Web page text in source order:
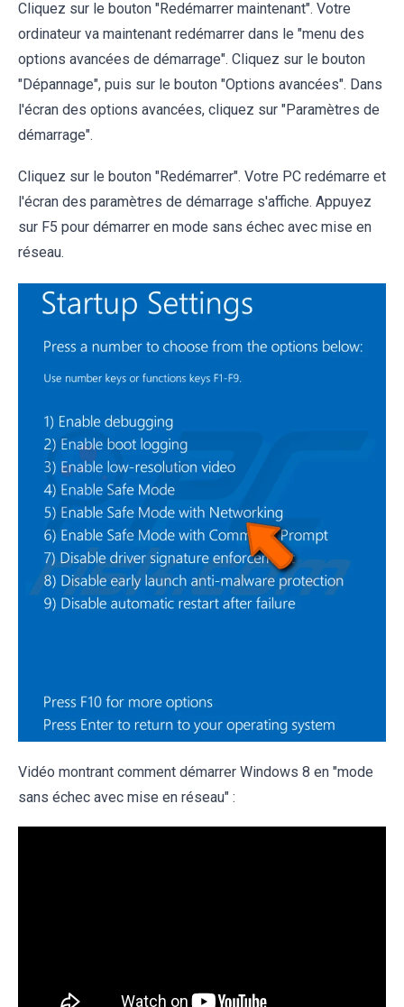
Cliquez sur le bouton "Redémarrer maintenant". Votre
ordinateur va maintenant redémarrer dans le "menu des
options avancées de démarrage". Cliquez sur le bouton
"Dépannage", puis sur le bouton "Options avancées". Dans
l'écran des options avancées, cliquez sur "Paramètres de
démarrage".
Cliquez sur le bouton "Redémarrer". Votre PC redémarre et
l'écran des paramètres de démarrage s'affiche. Appuyez
sur F5 pour démarrer en mode sans échec avec mise en
réseau.
Vidéo montrant comment démarrer Windows 8 en "mode
sans échec avec mise en réseau" :